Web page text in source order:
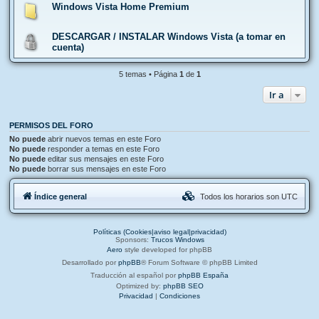
Windows Vista Home Premium
DESCARGAR / INSTALAR Windows Vista (a tomar en
cuenta)
5 temas • Página 1 de 1
Ir a
PERMISOS DEL FORO
No puede abrir nuevos temas en este Foro
No puede responder a temas en este Foro
No puede editar sus mensajes en este Foro
No puede borrar sus mensajes en este Foro
Índice general Todos los horarios son UTC
Políticas (Cookies|aviso legal|privacidad)
Sponsors: Trucos Windows
Aero style developed for phpBB
Desarrollado por phpBB® Forum Software © phpBB Limited
Traducción al español por phpBB España
Optimized by: phpBB SEO
Privacidad | Condiciones